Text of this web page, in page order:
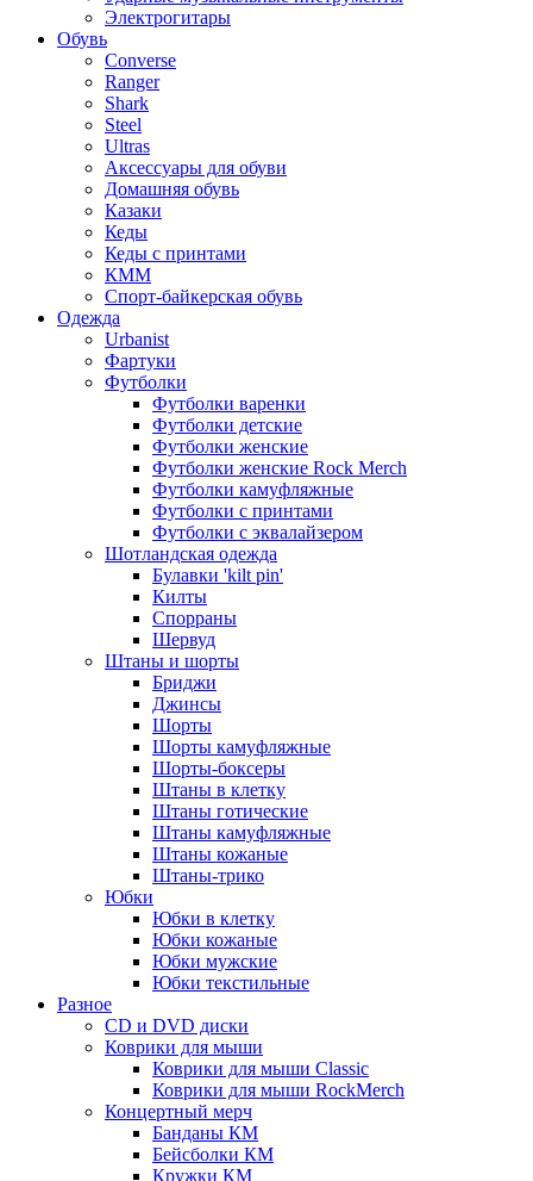
Электрогитары
Обувь
Converse
Ranger
Shark
Steel
Ultras
Аксессуары для обуви
Домашняя обувь
Казаки
Кеды
Кеды с принтами
КММ
Спорт-байкерская обувь
Одежда
Urbanist
Фартуки
Футболки
Футболки варенки
Футболки детские
Футболки женские
Футболки женские Rock Merch
Футболки камуфляжные
Футболки с принтами
Футболки с эквалайзером
Шотландская одежда
Булавки 'kilt pin'
Килты
Спорраны
Шервуд
Штаны и шорты
Бриджи
Джинсы
Шорты
Шорты камуфляжные
Шорты-боксеры
Штаны в клетку
Штаны готические
Штаны камуфляжные
Штаны кожаные
Штаны-трико
Юбки
Юбки в клетку
Юбки кожаные
Юбки мужские
Юбки текстильные
Разное
CD и DVD диски
Коврики для мыши
Коврики для мыши Classic
Коврики для мыши RockMerch
Концертный мерч
Банданы КМ
Бейсболки КМ
Кружки КМ